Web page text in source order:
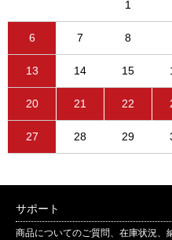
1
6 7 8
13 14 15
20 21 22
27 28 29
サポート
商品についてのご質問、在庫状況、